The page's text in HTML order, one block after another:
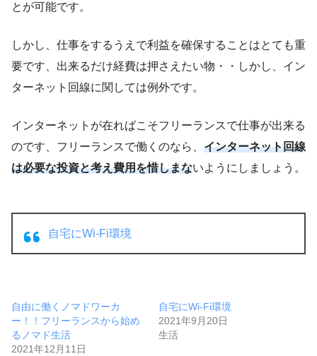
とが可能です。
しかし、仕事をするうえで利益を確保することはとても重
要です、出来るだけ経費は押さえたい物・・しかし、イン
ターネット回線に関しては例外です。
インターネットが在ればこそフリーランスで仕事が出来る
のです、フリーランスで働くのなら、 インターネット回線
は必要な投資と考え費用を惜しまないようにしましょう。
自宅にWi-Fi環境
自由に働くノマドワーカ
ー！！フリーランスから始め
るノマド生活
2021年12月11日
自宅にWi-Fi環境
2021年9月20日
生活